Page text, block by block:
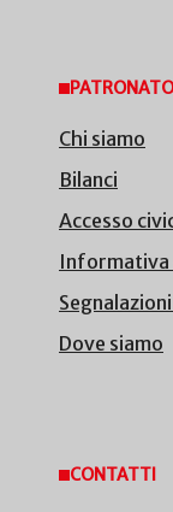
Chi siamo
Bilanci
Accesso
Dove siamo
CONTATTI